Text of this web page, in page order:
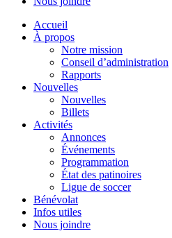
Accueil
À propos
Notre mission
Conseil d’administration
Rapports
Nouvelles
Nouvelles
Billets
Activités
Annonces
Événements
Programmation
État des patinoires
Ligue de soccer
Bénévolat
Infos utiles
Nous joindre